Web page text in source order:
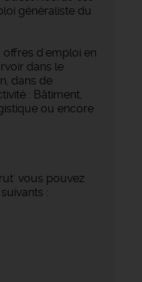
généraliste du
offres d'emploi en
dans le
dans de
: Bâtiment,
ou encore
vous pouvez
: